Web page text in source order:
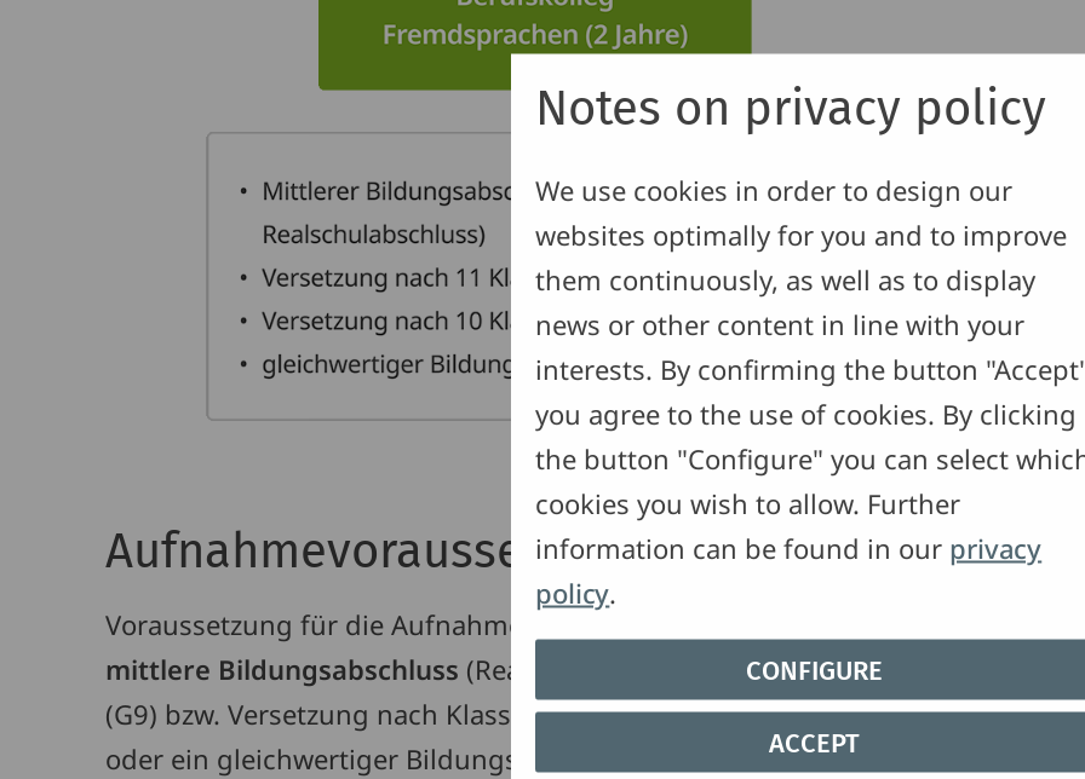
Notes on privacy policy
We use cookies in order to design our
websites optimally for you and to improve
them continuously, as well as to display
news or other content in line with your
interests. By confirming the button
you agree to the use of cookies. By clicking
the button "Configure" you can select
cookies you wish to allow. Further
information can be found in our privacy
policy.
CONFIGURE
ACCEPT
Aufnahmevoraussetzung
Voraussetzung für die Aufnahme in das Zweijährige Kaufmännische
mittlere Bildungsabschluss (Realschulabschluss, Fachschulreife,
(G9) bzw. Versetzung nach Klasse 10 eines Gymnasiums (G8) oder in die
oder ein gleichwertiger Bildungsstand). Dabei muss im Fach